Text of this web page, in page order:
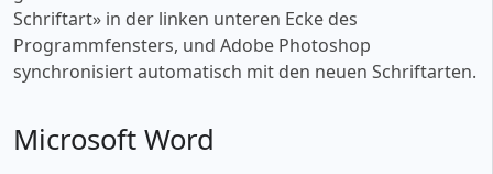
Schriftart» in der linken unteren Ecke des
Programmfensters, und Adobe Photoshop
synchronisiert automatisch mit den neuen Schriftarten.
Microsoft Word